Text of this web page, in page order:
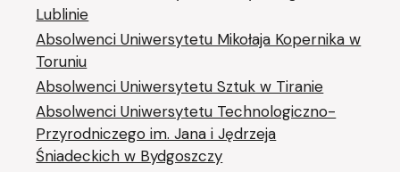
Lublinie
Absolwenci Uniwersytetu Mikołaja Kopernika w
Toruniu
Absolwenci Uniwersytetu Sztuk w Tiranie
Absolwenci Uniwersytetu Technologiczno-
Przyrodniczego im. Jana i Jędrzeja
Śniadeckich w Bydgoszczy